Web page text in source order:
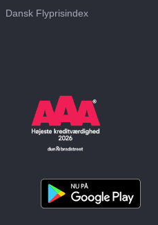
Dansk Flyprisindex